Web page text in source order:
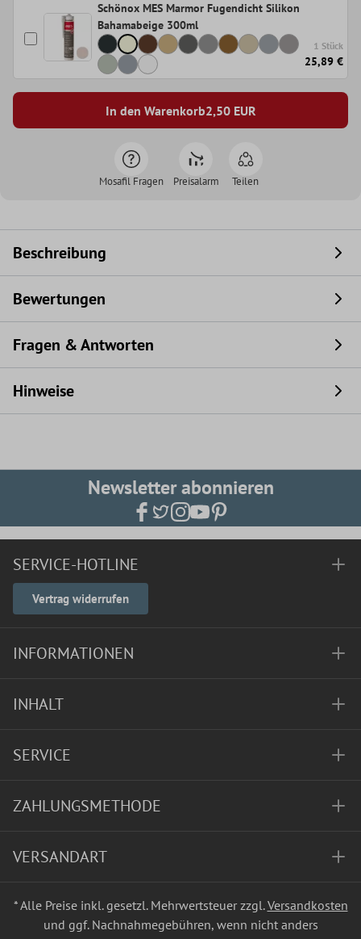
Schönox MES Marmor Fugendicht Silikon
Bahamabeige 300ml
1 Stück
25,89 €
In den Warenkorb2,50EUR
Mosafil Fragen Preisalarm Teilen
Beschreibung
Bewertungen
Fragen & Antworten
Hinweise
Newsletter abonnieren
SERVICE-HOTLINE
Vertrag widerrufen
INFORMATIONEN
INHALT
SERVICE
ZAHLUNGSMETHODE
VERSANDART
* Alle Preise inkl. gesetzl. Mehrwertsteuer zzgl.Versandkosten
und ggf. Nachnahmegebühren, wenn nicht anders